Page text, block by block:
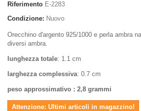
Riferimento E-2283
Condizione: Nuovo
Orecchino d'argento 925/1000 e perla ambra
diversi ambra.
lunghezza totale: 1.1 cm
larghezza complessiva: 0.7 cm
peso approssimativo : 2,8 grammi
Attenzione: Ultimi articoli in magazzino!